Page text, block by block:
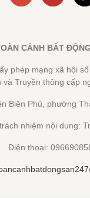
CẢNH BẤT
phép mạng xã hội
và Truyền thông cấp
Biên Phủ, phường
nhiệm nội dung:
Điện thoại: